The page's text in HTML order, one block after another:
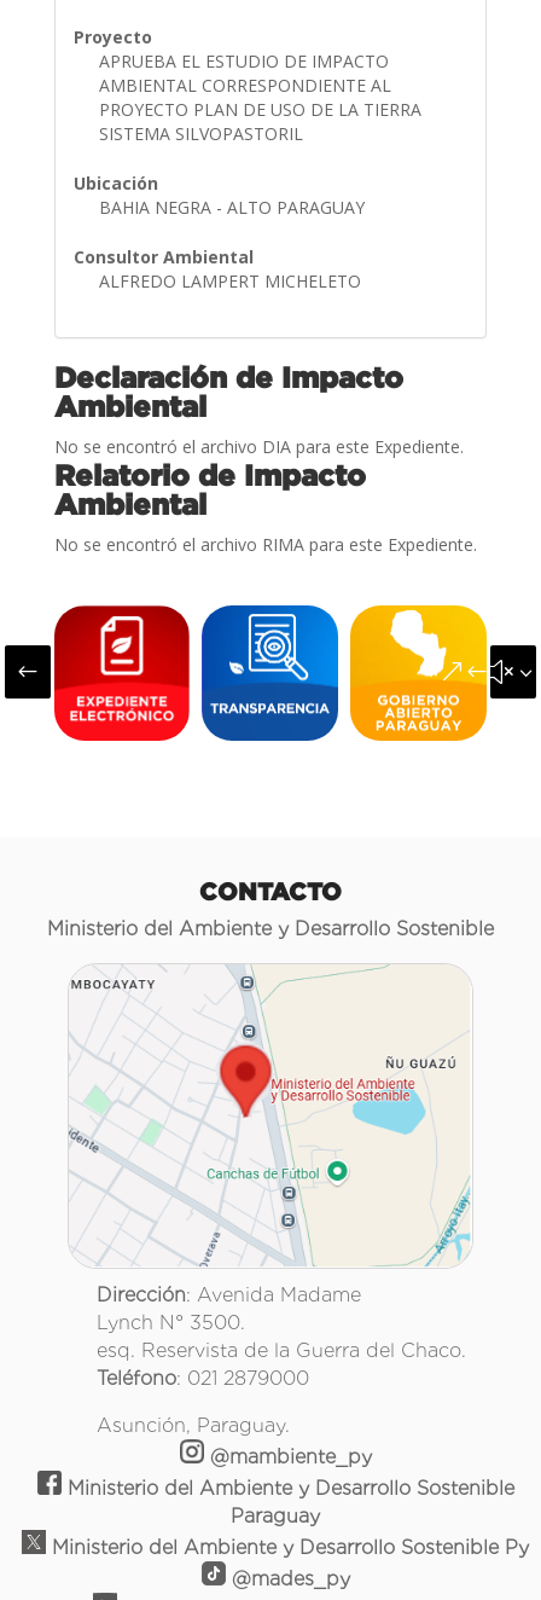
Proyecto
APRUEBA EL ESTUDIO DE IMPACTO
AMBIENTAL CORRESPONDIENTE AL
PROYECTO PLAN DE USO DE LA TIERRA
SISTEMA SILVOPASTORIL
Ubicación
BAHIA NEGRA - ALTO PARAGUAY
Consultor Ambiental
ALFREDO LAMPERT MICHELETO
Declaración de Impacto
Ambiental
No se encontró el archivo DIA para este Expediente.
Relatorio de Impacto
Ambiental
No se encontró el archivo RIMA para este Expediente.
#
CONTACTO
Ministerio del Ambiente y Desarrollo Sostenible
Dirección: Avenida Madame
Lynch N° 3500.
esq. Reservista de la Guerra del Chaco.
Teléfono: 021 2879000
Asunción, Paraguay.
@mambiente_py
Ministerio del Ambiente y Desarrollo Sostenible
Paraguay
Ministerio del Ambiente y Desarrollo Sostenible Py
@mades_py